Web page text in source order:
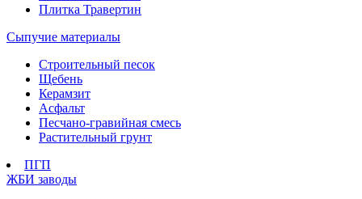
Плитка Травертин
Сыпучие материалы
Строительный песок
Щебень
Керамзит
Асфальт
Песчано-гравийная смесь
Растительный грунт
ПГП
ЖБИ заводы